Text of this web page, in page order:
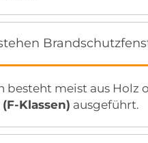
besteht meist aus
Klassen) ausgeführt.